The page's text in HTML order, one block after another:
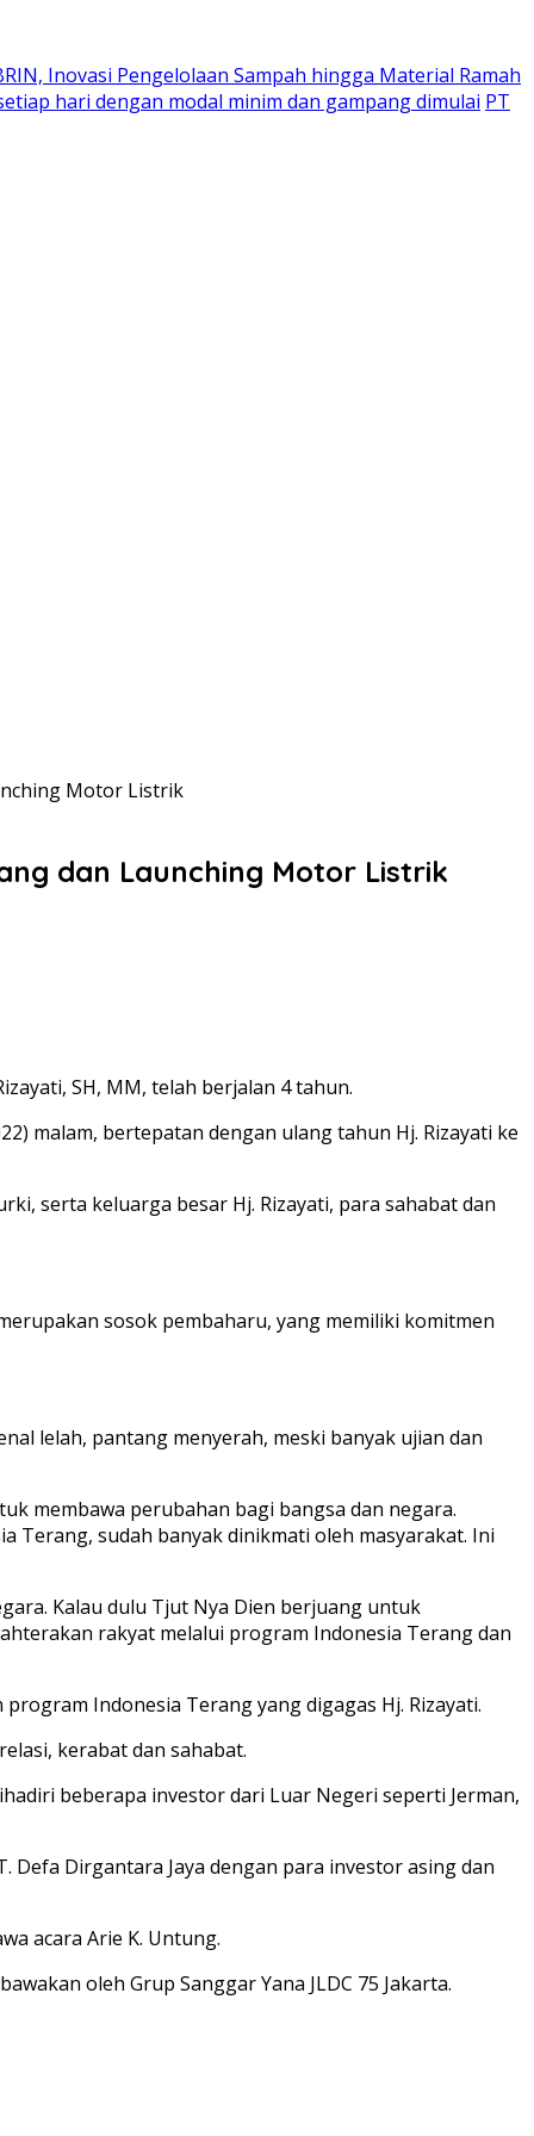
Inovasi Pengelolaan Sampah hingga Material Ramah
hari dengan modal minim dan gampang dimulai PT
Motor Listrik
dan Launching Motor Listrik
SH, MM, telah berjalan 4 tahun.
malam, bertepatan dengan ulang tahun Hj. Rizayati ke
serta keluarga besar Hj. Rizayati, para sahabat dan
sosok pembaharu, yang memiliki komitmen
lelah, pantang menyerah, meski banyak ujian dan
membawa perubahan bagi bangsa dan negara.
Terang, sudah banyak dinikmati oleh masyarakat. Ini
Kalau dulu Tjut Nya Dien berjuang untuk
rakyat melalui program Indonesia Terang dan
Indonesia Terang yang digagas Hj. Rizayati.
kerabat dan sahabat.
beberapa investor dari Luar Negeri seperti Jerman,
Defa Dirgantara Jaya dengan para investor asing dan
acara Arie K. Untung.
oleh Grup Sanggar Yana JLDC 75 Jakarta.